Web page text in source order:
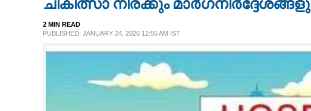
CASE DIARY
ചികിത്സാ നിരക്കും
2 MIN READ
PUBLISHED: JANUARY 24, 2026 12:55 AM IST